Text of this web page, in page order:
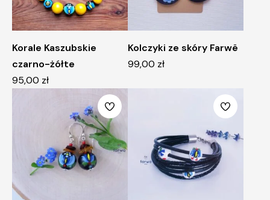
Korale Kaszubskie
czarno-żółte
95,00 zł
Kolczyki ze skóry Farwë
99,00 zł